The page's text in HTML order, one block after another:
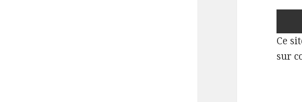
Ce
sur